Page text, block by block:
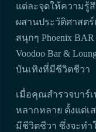
แต่ละจุดให้ความรู้สึ
ผสานประวัติศาสตร์
สนุกๆ Phoenix
Voodoo Bar &
บันเทิงที่มีชีวิตชีวา
เมื่อคุณสำรวจบาร์
หลากหลาย ตั้งแต่เ
มีชีวิตชีวา ซึ่งจะท